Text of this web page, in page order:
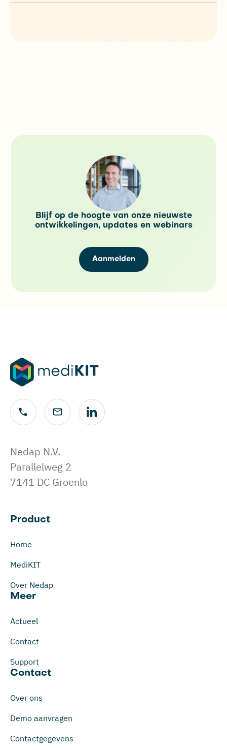
Blijf op de hoogte van onze nieuwste
ontwikkelingen, updates en webinars
Aanmelden
Nedap N.V.
Parallelweg 2
7141 DC Groenlo
Product
Home
MediKIT
Over Nedap
Meer
Actueel
Contact
Support
Contact
Over ons
Demo aanvragen
Contactgegevens